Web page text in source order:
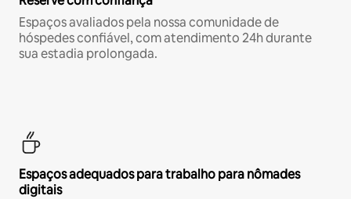
Espaços avaliados pela nossa comunidade de
hóspedes confiável, com atendimento 24h durante
sua estadia prolongada.
Espaços adequados para trabalho para nômades
digitais